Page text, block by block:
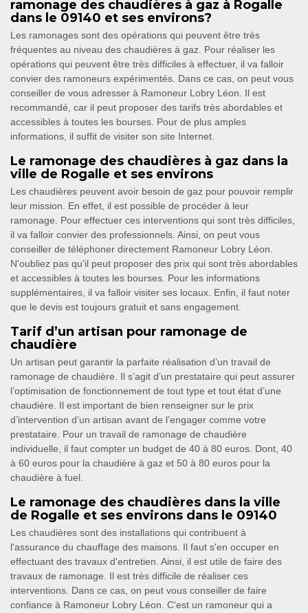
ramonage des chaudières à gaz à Rogalle
dans le 09140 et ses environs?
Les ramonages sont des opérations qui peuvent être très
fréquentes au niveau des chaudières à gaz. Pour réaliser les
opérations qui peuvent être très difficiles à effectuer, il va falloir
convier des ramoneurs expérimentés. Dans ce cas, on peut vous
conseiller de vous adresser à Ramoneur Lobry Léon. Il est
recommandé, car il peut proposer des tarifs très abordables et
accessibles à toutes les bourses. Pour de plus amples
informations, il suffit de visiter son site Internet.
Le ramonage des chaudières à gaz dans la
ville de Rogalle et ses environs
Les chaudières peuvent avoir besoin de gaz pour pouvoir remplir
leur mission. En effet, il est possible de procéder à leur
ramonage. Pour effectuer ces interventions qui sont très difficiles,
il va falloir convier des professionnels. Ainsi, on peut vous
conseiller de téléphoner directement Ramoneur Lobry Léon.
N'oubliez pas qu'il peut proposer des prix qui sont très abordables
et accessibles à toutes les bourses. Pour les informations
supplémentaires, il va falloir visiter ses locaux. Enfin, il faut noter
que le devis est toujours gratuit et sans engagement.
Tarif d’un artisan pour ramonage de
chaudière
Un artisan peut garantir la parfaite réalisation d’un travail de
ramonage de chaudière. Il s’agit d’un prestataire qui peut assurer
l’optimisation de fonctionnement de tout type et tout état d’une
chaudière. Il est important de bien renseigner sur le prix
d’intervention d’un artisan avant de l’engager comme votre
prestataire. Pour un travail de ramonage de chaudière
individuelle, il faut compter un budget de 40 à 80 euros. Dont, 40
à 60 euros pour la chaudière à gaz et 50 à 80 euros pour la
chaudière à fuel.
Le ramonage des chaudières dans la ville
de Rogalle et ses environs dans le 09140
Les chaudières sont des installations qui contribuent à
l'assurance du chauffage des maisons. Il faut s'en occuper en
effectuant des travaux d'entretien. Ainsi, il est utile de faire des
travaux de ramonage. Il est très difficile de réaliser ces
interventions. Dans ce cas, on peut vous conseiller de faire
confiance à Ramoneur Lobry Léon. C'est un ramoneur qui a